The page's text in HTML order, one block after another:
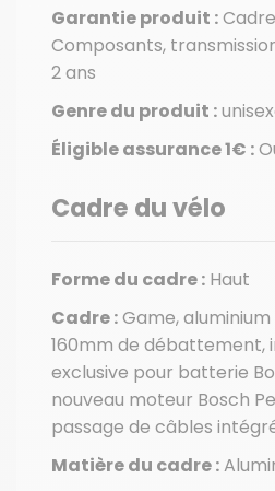
Garantie produit :
Composants,
2 ans
Genre du produit :
Éligible assurance 1€ :
Cadre du vélo
Forme du cadre : Haut
Cadre :Game,
160mm de débattement,
exclusive pour batterie
nouveau moteur Bosch
passage de câbles
Matière du cadre :